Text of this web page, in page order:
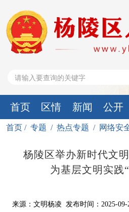
首页 区情 新闻 公开
首页 / 专题 / 热点专题 / 网络安
杨陵区举办新时代文
为基层文明实践
来源：文明杨凌 发布时间：2025-09-